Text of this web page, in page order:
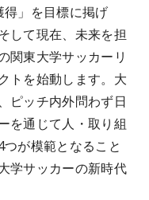
」を目標に掲げ
して現在、未来を担
関東大学サッカーリ
トを始動します。大
ピッチ内外問わず日
を通じて人・取り組
が模範となること
学サッカーの新時代